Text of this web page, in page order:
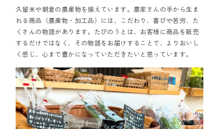
久留米や朝倉の農産物を揃えています。農家さんの手から生ま
れる商品（農産物・加工品）には、こだわり、喜びや苦労、た
くさんの物語があります。たびのうとは、お客様に商品を販売
するだけではなく、その物語をお届けすることで、よりおいし
く感じ、心まで豊かになっていただきたいと思っています。